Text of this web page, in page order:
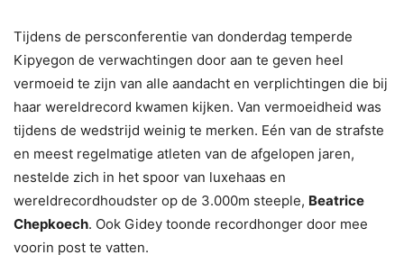
Tijdens de persconferentie van donderdag temperde
Kipyegon de verwachtingen door aan te geven heel
vermoeid te zijn van alle aandacht en verplichtingen die bij
haar wereldrecord kwamen kijken. Van vermoeidheid was
tijdens de wedstrijd weinig te merken. Eén van de strafste
en meest regelmatige atleten van de afgelopen jaren,
nestelde zich in het spoor van luxehaas en
wereldrecordhoudster op de 3.000m steeple, Beatrice
Chepkoech. Ook Gidey toonde recordhonger door mee
voorin post te vatten.